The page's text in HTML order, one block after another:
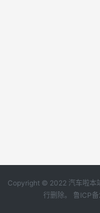
Copyright © 2022 汽车啦本
行删除。 鲁ICP